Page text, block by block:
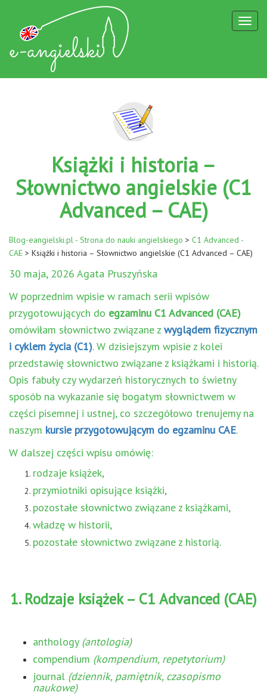
Książki i historia –
Słownictwo angielskie (C1
Advanced – CAE)
Blog-eangielski.pl - Strona do nauki angielskiego > C1 Advanced -
CAE > Książki i historia – Słownictwo angielskie (C1 Advanced – CAE)
30 maja, 2026 Agata Pruszyńska
W poprzednim wpisie w ramach serii wpisów
przygotowujących do egzaminu C1 Advanced (CAE)
omówiłam słownictwo związane z wyglądem fizycznym
i cyklem życia (C1). W dzisiejszym wpisie z kolei
przedstawię słownictwo związane z książkami i historią.
Opis fabuły czy wydarzeń historycznych to świetny
sposób na wykazanie się bogatym słownictwem w
części pisemnej i ustnej, co szczegółowo trenujemy na
naszym kursie przygotowującym do egzaminu CAE.
W dalszej części wpisu omówię:
rodzaje książek,
przymiotniki opisujące książki,
pozostałe słownictwo związane z książkami,
władzę w historii,
pozostałe słownictwo związane z historią.
1. Rodzaje książek – C1 Advanced (CAE)
anthology (antologia)
compendium (kompendium, repetytorium)
journal (dziennik, pamiętnik, czasopismo
naukowe)